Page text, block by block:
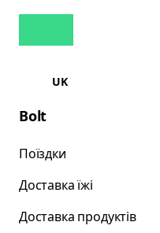
UK
Bolt
Поїздки
Доставка їжі
Доставка продуктів